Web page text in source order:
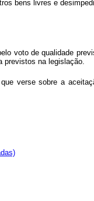
bens livres e
voto de qualidade
previstos na legislação.
verse sobre a